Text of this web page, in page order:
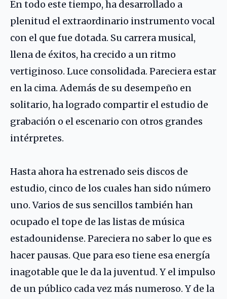
En todo este tiempo, ha desarrollado a
plenitud el extraordinario instrumento vocal
con el que fue dotada. Su carrera musical,
llena de éxitos, ha crecido a un ritmo
vertiginoso. Luce consolidada. Pareciera estar
en la cima. Además de su desempeño en
solitario, ha logrado compartir el estudio de
grabación o el escenario con otros grandes
intérpretes.
Hasta ahora ha estrenado seis discos de
estudio, cinco de los cuales han sido número
uno. Varios de sus sencillos también han
ocupado el tope de las listas de música
estadounidense. Pareciera no saber lo que es
hacer pausas. Que para eso tiene esa energía
inagotable que le da la juventud. Y el impulso
de un público cada vez más numeroso. Y de la